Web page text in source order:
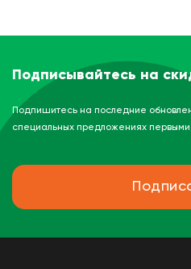
Подписывайтесь на
Подпишитесь на последние
специальных предложениях первыми